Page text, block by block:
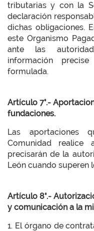
tributarias y con la
declaración
dichas obligaciones.
este Organismo
ante las
información
formulada.
Artículo 7°.-
fundaciones.
Las aportaciones
Comunidad realice
precisarán de la
León cuando superen
Artículo 8°.-
y comunicación a la
1. El órgano de